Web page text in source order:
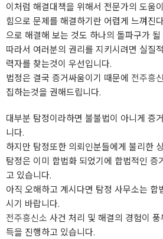
이처럼 해결대책을 위해서 전문가의 도움
힘으로 문제를 해결하기란 어렵게 느껴진
으로 해결해 보는 것도 하나의 돌파구가
따라서 여러분의 권리를 지키시려면 실질
력자를 찾는것이 우선입니다.
법정은 결국 증거싸움이기 때문에 전주흥
집하는것을 권해드립니다.
대부분 탐정이라하면 불불법이 아니게 증
니다.
하지만 탐정또한 의뢰인분들에게 불리한
탐정은 이미 합법화 되었기에 합법적인 증
고 있습니다.
아직 오해하고 계시다면 탐정 사무소는 합
시기 바랍니다.
전주흥신소 사건 처리 및 해결의 경험이
득을 진행하고 있습니다.